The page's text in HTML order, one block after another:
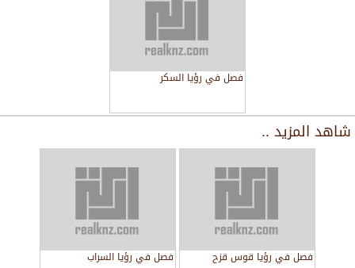
فصل في رؤيا السكر
شاهد المزيد ..
فصل في رؤيا قوس قزح فصل في رؤيا السراب